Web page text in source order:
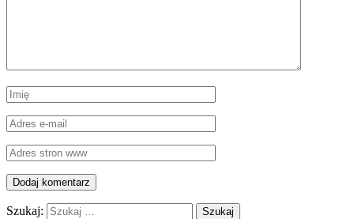
Szukaj: